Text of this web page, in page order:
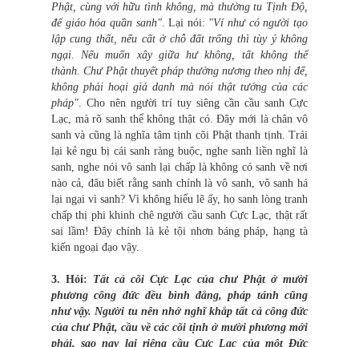
Phật, cùng với hữu tình không, mà thường tu Tịnh Độ,
để giáo hóa quần sanh". Lại nói: "Ví như có người tạo
lập cung thất, nếu cất ở chỗ đất trống thì tùy ý không
ngại. Nếu muốn xây giữa hư không, tất không thể
thành. Chư Phật thuyết pháp thường nương theo nhị đế,
không phải hoại giả danh mà nói thật tướng của các
pháp". Cho nên người trí tuy siêng cần cầu sanh Cực
Lạc, mà rõ sanh thể không thật có. Đây mới là chân vô
sanh và cũng là nghĩa tâm tịnh cõi Phật thanh tịnh. Trái
lại kẻ ngu bị cái sanh ràng buộc, nghe sanh liền nghĩ là
sanh, nghe nói vô sanh lại chấp là không có sanh về nơi
nào cả, đâu biết rằng sanh chính là vô sanh, vô sanh há
lại ngại vì sanh? Vì không hiểu lẽ ấy, họ sanh lòng tranh
chấp thị phi khinh chê người cầu sanh Cực Lạc, thật rất
sai lầm! Đây chính là kẻ tội nhơn báng pháp, hạng tà
kiến ngoại đạo vậy.
3. Hỏi: Tất cả cõi Cực Lạc của chư Phật ở mười
phương công đức đều bình đẳng, pháp tánh cũng
như vậy. Người tu nên nhớ nghĩ khắp tất cả công đức
của chư Phật, cầu về các cõi tịnh ở mười phương mới
phải, sao nay lại riêng cầu Cực Lạc của một Đức